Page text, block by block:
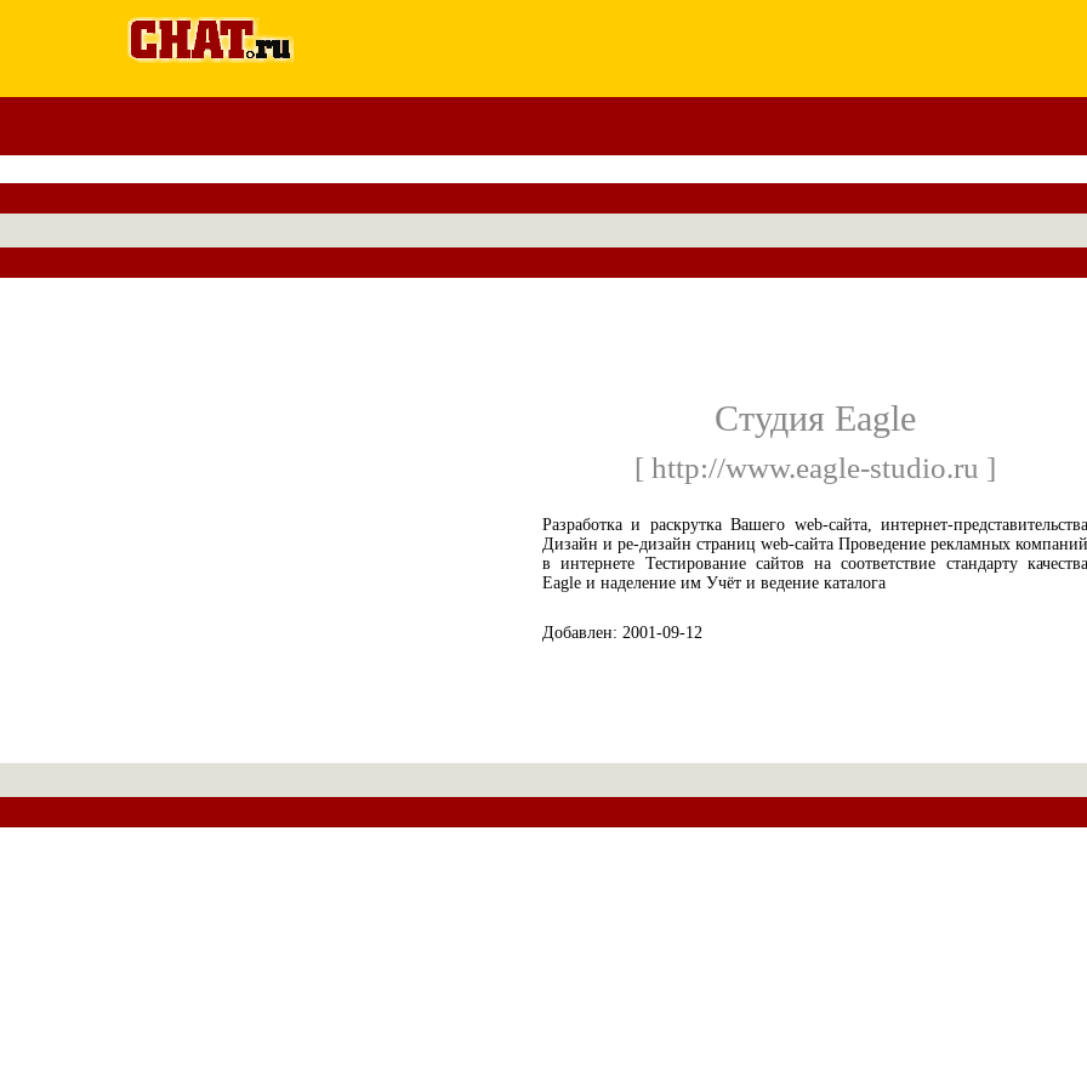
Студия Eagle
[ http://www.eagle-studio.ru ]
Разработка и раскрутка Вашего web-сайта, интернет-представительства
Дизайн и ре-дизайн страниц web-сайта Проведение рекламных компаний
в интернете Тестирование сайтов на соответствие стандарту качества
Eagle и наделение им Учёт и ведение каталога
Добавлен: 2001-09-12